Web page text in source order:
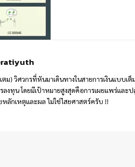
ตม) วิศวกรที่หันมาเดินทางในสายการเงินแบบเ
ลงทุน โดยมีเป้าหมายสูงสุดคือการเผยแพร่แล
ลักเหตุและผล ไม่ใช่ไสยศาสตร์ครับ !!